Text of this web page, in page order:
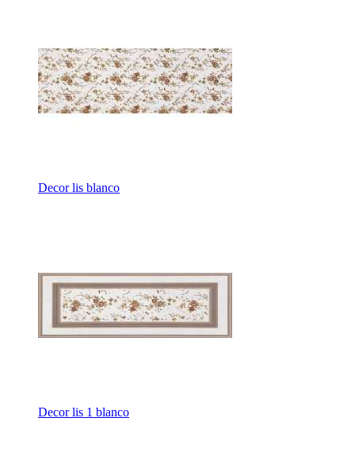
Decor lis blanco
Decor lis 1 blanco